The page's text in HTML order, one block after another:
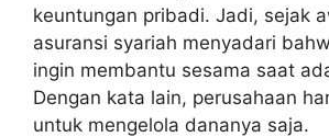
keuntungan pribadi. Jadi, sejak
asuransi syariah menyadari
ingin membantu sesama saat
Dengan kata lain, perusahaan
untuk mengelola dananya saja.